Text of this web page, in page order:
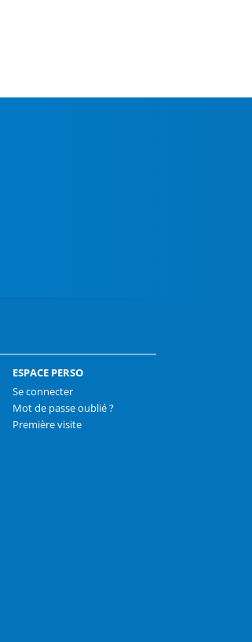
ESPACE PERSO
Se connecter
Mot de passe oublié ?
Première visite